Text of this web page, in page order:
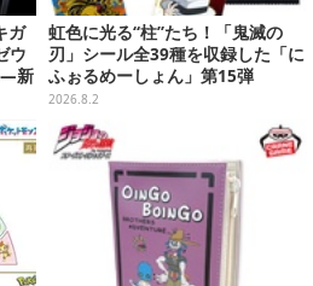
ガ
ウ
―新
属
虹色に光る“柱”たち！「鬼滅の
刃」シール全39種を収録した「に
ふぉるめーしょん」第15弾
2026.8.2